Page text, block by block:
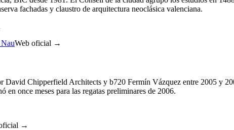
fachadas y claustro de arquitectura neoclásica valenciana.
Web oficial →
Chipperfield Architects y b720 Fermín Vázquez entre 2005 y
en once meses para las regatas preliminares de 2006.
→